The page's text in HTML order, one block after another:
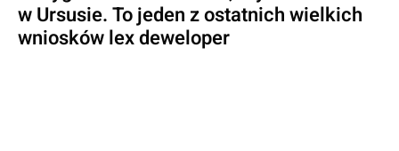
w Ursusie. To jeden z ostatnich wielkich
wniosków lex deweloper